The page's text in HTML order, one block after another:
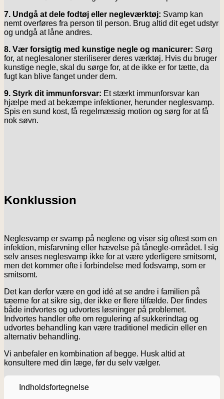
7. Undgå at dele fodtøj eller negleværktøj: Svamp kan
nemt overføres fra person til person. Brug altid dit eget udstyr
og undgå at låne andres.
8. Vær forsigtig med kunstige negle og manicurer: Sørg
for, at neglesaloner steriliserer deres værktøj. Hvis du bruger
kunstige negle, skal du sørge for, at de ikke er for tætte, da
fugt kan blive fanget under dem.
9. Styrk dit immunforsvar: Et stærkt immunforsvar kan
hjælpe med at bekæmpe infektioner, herunder neglesvamp.
Spis en sund kost, få regelmæssig motion og sørg for at få
nok søvn.
Konklussion
Neglesvamp er svamp på neglene og viser sig oftest som en
infektion, misfarvning eller hævelse på tånegle-området. I sig
selv anses neglesvamp ikke for at være yderligere smitsomt,
men det kommer ofte i forbindelse med fodsvamp, som er
smitsomt.
Det kan derfor være en god idé at se andre i familien på
tæerne for at sikre sig, der ikke er flere tilfælde. Der findes
både indvortes og udvortes løsninger på problemet.
Indvortes handler ofte om regulering af sukkerindtag og
udvortes behandling kan være traditionel medicin eller en
alternativ behandling.
Vi anbefaler en kombination af begge. Husk altid at
konsultere med din læge, før du selv vælger.
Indholdsfortegnelse